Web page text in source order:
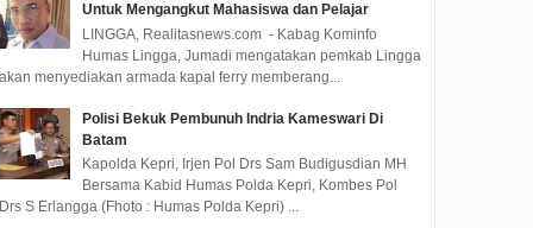
Untuk Mengangkut Mahasiswa dan Pelajar
LINGGA, Realitasnews.com - Kabag Kominfo
Humas Lingga, Jumadi mengatakan pemkab Lingga
akan menyediakan armada kapal ferry memberang...
Polisi Bekuk Pembunuh Indria Kameswari Di
Batam
Kapolda Kepri, Irjen Pol Drs Sam Budigusdian MH
Bersama Kabid Humas Polda Kepri, Kombes Pol
Drs S Erlangga (Fhoto : Humas Polda Kepri) ...